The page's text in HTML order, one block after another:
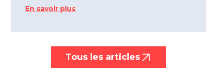
En savoir plus
Tous les articles